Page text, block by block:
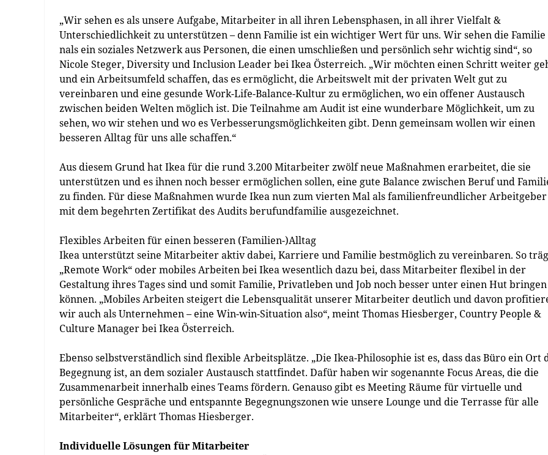
„Wir sehen es als unsere Aufgabe, Mitarbeiter in all ihren Lebensphasen, in all ihrer Vielfalt &
Unterschiedlichkeit zu unterstützen – denn Familie ist ein wichtiger Wert für uns. Wir sehen die Familie
nals ein soziales Netzwerk aus Personen, die einen umschließen und persönlich sehr wichtig sind“, so
Nicole Steger, Diversity und Inclusion Leader bei Ikea Österreich. „Wir möchten einen Schritt weiter
und ein Arbeitsumfeld schaffen, das es ermöglicht, die Arbeitswelt mit der privaten Welt gut zu
vereinbaren und eine gesunde Work-Life-Balance-Kultur zu ermöglichen, wo ein offener Austausch
zwischen beiden Welten möglich ist. Die Teilnahme am Audit ist eine wunderbare Möglichkeit, um zu
sehen, wo wir stehen und wo es Verbesserungsmöglichkeiten gibt. Denn gemeinsam wollen wir einen
besseren Alltag für uns alle schaffen.“
Aus diesem Grund hat Ikea für die rund 3.200 Mitarbeiter zwölf neue Maßnahmen erarbeitet, die sie
unterstützen und es ihnen noch besser ermöglichen sollen, eine gute Balance zwischen Beruf und
zu finden. Für diese Maßnahmen wurde Ikea nun zum vierten Mal als familienfreundlicher Arbeitgeber
mit dem begehrten Zertifikat des Audits berufundfamilie ausgezeichnet.
Flexibles Arbeiten für einen besseren (Familien-)Alltag
Ikea unterstützt seine Mitarbeiter aktiv dabei, Karriere und Familie bestmöglich zu vereinbaren. So
„Remote Work“ oder mobiles Arbeiten bei Ikea wesentlich dazu bei, dass Mitarbeiter flexibel in der
Gestaltung ihres Tages sind und somit Familie, Privatleben und Job noch besser unter einen Hut bringen
können. „Mobiles Arbeiten steigert die Lebensqualität unserer Mitarbeiter deutlich und davon
wir auch als Unternehmen – eine Win-win-Situation also“, meint Thomas Hiesberger, Country People &
Culture Manager bei Ikea Österreich.
Ebenso selbstverständlich sind flexible Arbeitsplätze. „Die Ikea-Philosophie ist es, dass das Büro ein Ort
Begegnung ist, an dem sozialer Austausch stattfindet. Dafür haben wir sogenannte Focus Areas, die die
Zusammenarbeit innerhalb eines Teams fördern. Genauso gibt es Meeting Räume für virtuelle und
persönliche Gespräche und entspannte Begegnungszonen wie unsere Lounge und die Terrasse für alle
Mitarbeiter“, erklärt Thomas Hiesberger.
Individuelle Lösungen für Mitarbeiter